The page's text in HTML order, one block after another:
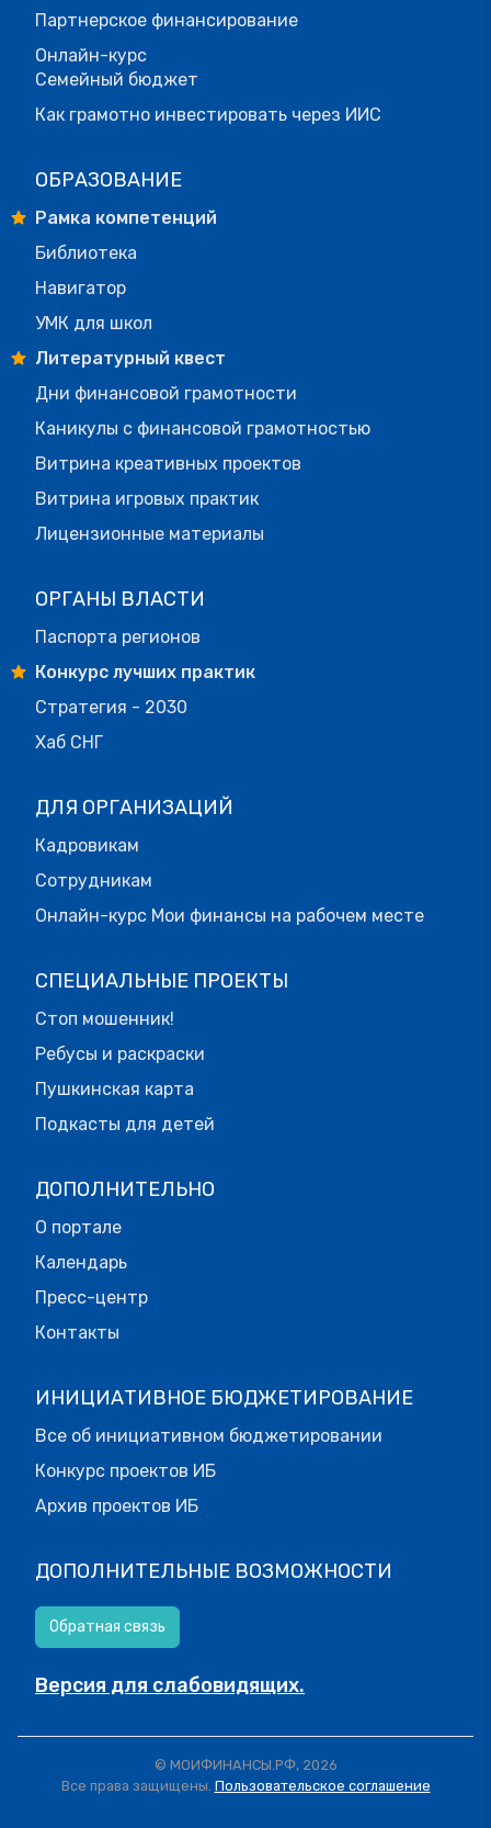
Партнерское финансирование
Онлайн-курс
Семейный бюджет
Как грамотно инвестировать через ИИС
ОБРАЗОВАНИЕ
Рамка компетенций
Библиотека
Навигатор
УМК для школ
Литературный квест
Дни финансовой грамотности
Каникулы с финансовой грамотностью
Витрина креативных проектов
Витрина игровых практик
Лицензионные материалы
ОРГАНЫ ВЛАСТИ
Паспорта регионов
Конкурс лучших практик
Стратегия - 2030
Хаб СНГ
ДЛЯ ОРГАНИЗАЦИЙ
Кадровикам
Сотрудникам
Онлайн-курс Мои финансы на рабочем месте
СПЕЦИАЛЬНЫЕ ПРОЕКТЫ
Стоп мошенник!
Ребусы и раскраски
Пушкинская карта
Подкасты для детей
ДОПОЛНИТЕЛЬНО
О портале
Календарь
Пресс-центр
Контакты
ИНИЦИАТИВНОЕ БЮДЖЕТИРОВАНИЕ
Все об инициативном бюджетировании
Конкурс проектов ИБ
Архив проектов ИБ
ДОПОЛНИТЕЛЬНЫЕ ВОЗМОЖНОСТИ
Обратная связь
Версия для слабовидящих.
© МОИФИНАНСЫ.РФ, 2026
Все права защищены. Пользовательское соглашение